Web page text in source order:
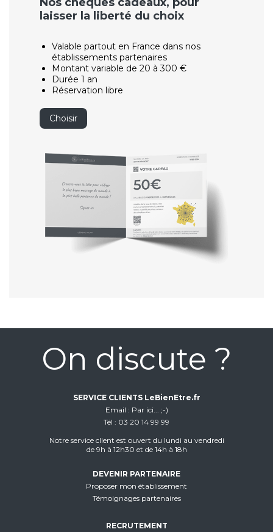
laisser la liberté du choix
Valable partout en France dans nos
établissements partenaires
Montant variable de 20 à 300 €
Durée 1 an
Réservation libre
Choisir
On discute ?
SERVICE CLIENTS LeBienEtre.fr
Email
Par ici... ;-)
Tél
03 20 14 99 99
Notre service client est ouvert du lundi au vendredi
de 9h à 12h30 et de 14h à 18h
DEVENIR PARTENAIRE
Proposer mon établissement
Témoignages partenaires
RECRUTEMENT